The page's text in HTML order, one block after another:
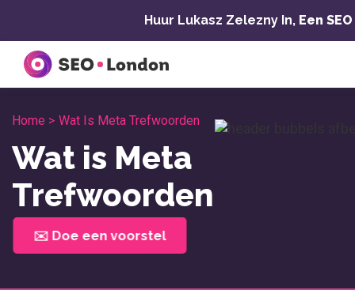
inhoud
Huur Lukasz Zelezny In, Een
Home > Wat Is Meta Trefwoorden
Wat is Meta
Trefwoorden
✉️ Doe een voorstel